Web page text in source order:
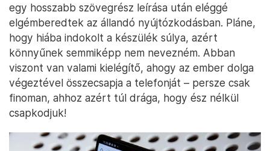
egy hosszabb szövegrész leírása után eléggé
elgémberedtek az állandó nyújtózkodásban. Pláne,
hogy hiába indokolt a készülék súlya, azért
könnyűnek semmiképp nem nevezném. Abban
viszont van valami kielégítő, ahogy az ember dolga
végeztével összecsapja a telefonját – persze csak
finoman, ahhoz azért túl drága, hogy ész nélkül
csapkodjuk!